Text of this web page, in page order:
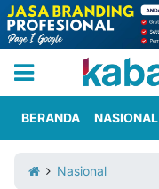
Iklan
Berita
Kami
BERANDA NASIONAL
Nasional